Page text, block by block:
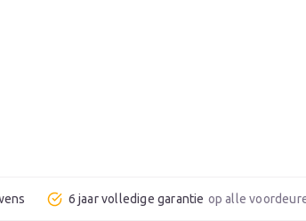
6 jaar volledige garantie